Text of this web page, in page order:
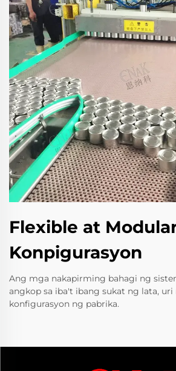
Flexible at
Konpigurasyon
Ang mga nakapirming bahagi ng
angkop sa iba't ibang sukat ng lata, uri
konfigurasyon ng pabrika.